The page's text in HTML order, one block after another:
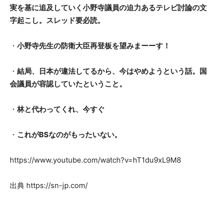
実を基に追及していく小野寺議員の迫力あるテレビ討論の文
字起こし。スレッド要必読。
・ 小野寺先生の防衛大臣再登板を望みまーーす！
・ 結局、日本が違法してるから、今はやめようという話。国
会議員が容認していたということ。
・ 林と代わってくれ、今すぐ
・ これがBSなのがもったいない。
https://www.youtube.com/watch?v=hT1du9xL9M8
出典 https://sn-jp.com/